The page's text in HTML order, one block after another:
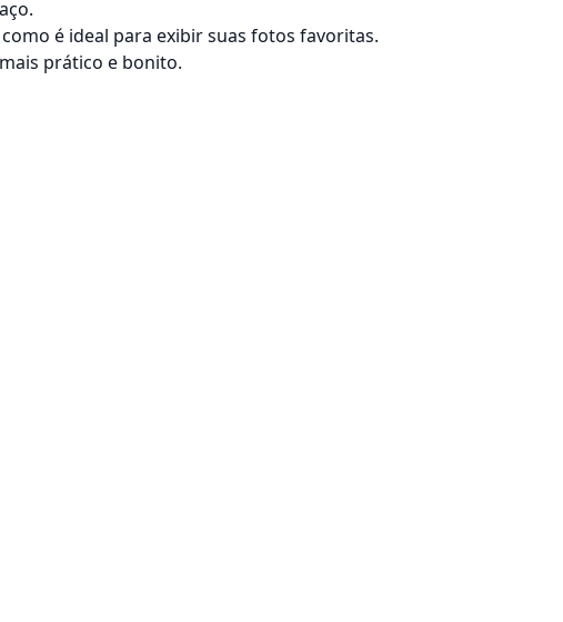
é ideal para exibir suas fotos favoritas.
prático e bonito.